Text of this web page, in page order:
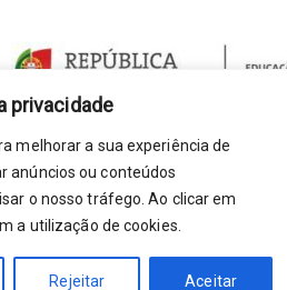
privacidade
melhorar a sua experiência de
anúncios ou conteúdos
o nosso tráfego. Ao clicar em
a utilização de cookies.
Rejeitar Aceitar